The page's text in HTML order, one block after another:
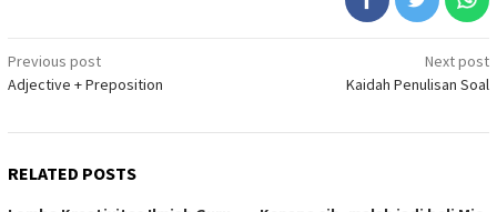
Post
navigation
Previous post
Adjective + Preposition
Next post
Kaidah Penulisan Soal
RELATED POSTS